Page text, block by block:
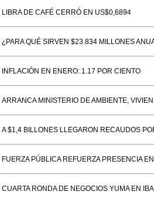
LIBRA DE CAFÉ CERRÓ EN US$0,6894
¿PARA QUÉ SIRVEN $23.834 MILLONES
INFLACIÓN EN ENERO: 1.17 POR CIENTO
ARRANCA MINISTERIO DE AMBIENTE,
A $1,4 BILLONES LLEGARON RECAUDOS
FUERZA PÚBLICA REFUERZA PRESENCIA
CUARTA RONDA DE NEGOCIOS YUMA EN